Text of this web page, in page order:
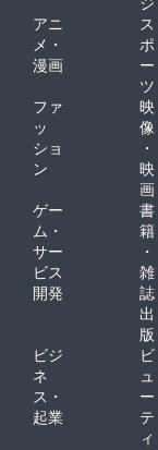
アニ
メ・
漫画
ス
ポ
ー
ツ
ファ
ッ
ショ
ン
映
像
・
映
画
ゲー
ム・
サー
ビス
開発
書
籍
・
雑
誌
出
版
ビジ
ネ
ス・
起業
ビ
ュ
ー
テ
ィ